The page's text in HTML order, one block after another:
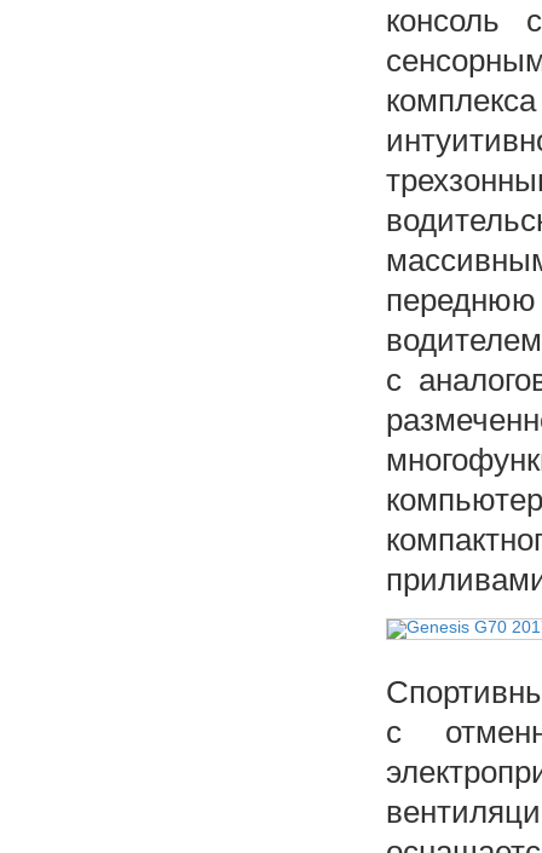
консоль
с
с